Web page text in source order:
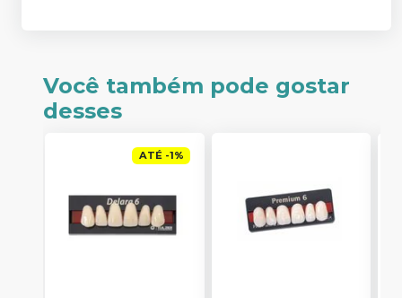
Você também pode gostar
desses
ATÉ -1%